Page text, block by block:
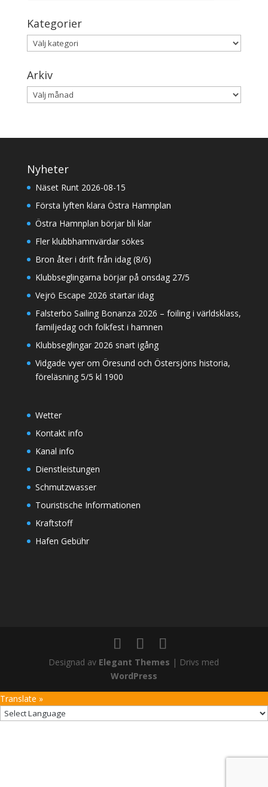
Kategorier
Kategorier
Arkiv
Arkiv
Nyheter
Näset Runt 2026-08-15
Första lyften klara Östra Hamnplan
Östra Hamnplan börjar bli klar
Fler klubbhamnvärdar sökes
Bron åter i drift från idag (8/6)
Klubbseglingarna börjar på onsdag 27/5
Vejrö Escape 2026 startar idag
Falsterbo Sailing Bonanza 2026 – foiling i världsklass,
familjedag och folkfest i hamnen
Klubbseglingar 2026 snart igång
Vidgade vyer om Öresund och Östersjöns historia,
föreläsning 5/5 kl 1900
Wetter
Kontakt info
Kanal info
Dienstleistungen
Schmutzwasser
Touristische Informationen
Kraftstoff
Hafen Gebühr
Designad av Elegant Themes | Drivs med
WordPress
Translate »